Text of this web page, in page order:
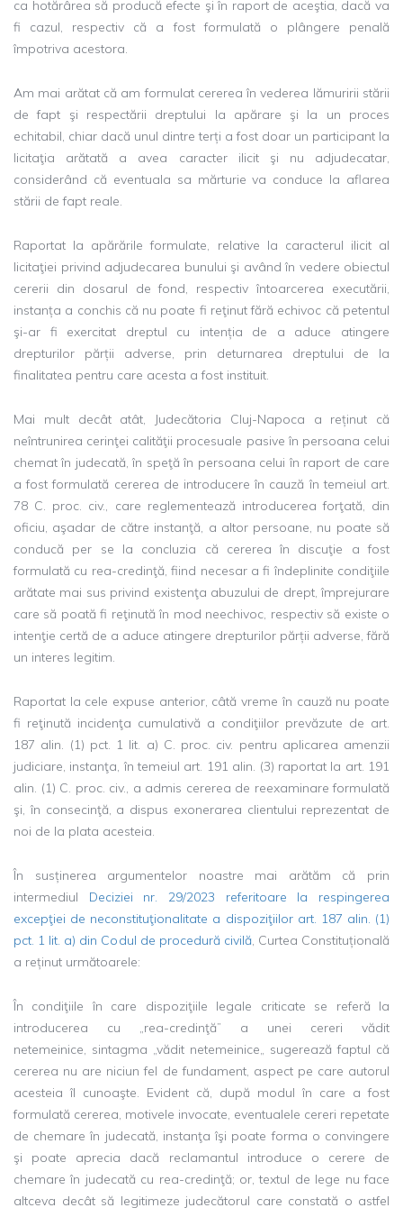
ca hotărârea să producă efecte şi în raport de aceştia, dacă va
fi cazul, respectiv că a fost formulată o plângere penală
împotriva acestora.
Am mai arătat că am formulat cererea în vederea lămuririi stării
de fapt şi respectării dreptului la apărare şi la un proces
echitabil, chiar dacă unul dintre terți a fost doar un participant la
licitaţia arătată a avea caracter ilicit şi nu adjudecatar,
considerând că eventuala sa mărturie va conduce la aflarea
stării de fapt reale.
Raportat la apărările formulate, relative la caracterul ilicit al
licitaţiei privind adjudecarea bunului şi având în vedere obiectul
cererii din dosarul de fond, respectiv întoarcerea executării,
instanța a conchis că nu poate fi reţinut fără echivoc că petentul
şi-ar fi exercitat dreptul cu intenția de a aduce atingere
drepturilor părții adverse, prin deturnarea dreptului de la
finalitatea pentru care acesta a fost instituit.
Mai mult decât atât, Judecătoria Cluj-Napoca a reținut că
neîntrunirea cerinţei calităţii procesuale pasive în persoana celui
chemat în judecată, în speţă în persoana celui în raport de care
a fost formulată cererea de introducere în cauză în temeiul art.
78 C. proc. civ., care reglementează introducerea forţată, din
oficiu, aşadar de către instanţă, a altor persoane, nu poate să
conducă per se la concluzia că cererea în discuţie a fost
formulată cu rea-credinţă, fiind necesar a fi îndeplinite condiţiile
arătate mai sus privind existenţa abuzului de drept, împrejurare
care să poată fi reţinută în mod neechivoc, respectiv să existe o
intenţie certă de a aduce atingere drepturilor părții adverse, fără
un interes legitim.
Raportat la cele expuse anterior, câtă vreme în cauză nu poate
fi reţinută incidenţa cumulativă a condiţiilor prevăzute de art.
187 alin. (1) pct. 1 lit. a) C. proc. civ. pentru aplicarea amenzii
judiciare, instanţa, în temeiul art. 191 alin. (3) raportat la art. 191
alin. (1) C. proc. civ., a admis cererea de reexaminare formulată
şi, în consecinţă, a dispus exonerarea clientului reprezentat de
noi de la plata acesteia.
În susținerea argumentelor noastre mai arătăm că prin
intermediul Deciziei nr. 29/2023 referitoare la respingerea
excepţiei de neconstituţionalitate a dispoziţiilor art. 187 alin. (1)
pct. 1 lit. a) din Codul de procedură civilă, Curtea Constituțională
a reținut următoarele:
În condiţiile în care dispoziţiile legale criticate se referă la
introducerea cu „rea-credinţă” a unei cereri vădit
netemeinice, sintagma „vădit netemeinice„ sugerează faptul că
cererea nu are niciun fel de fundament, aspect pe care autorul
acesteia îl cunoaşte. Evident că, după modul în care a fost
formulată cererea, motivele invocate, eventualele cereri repetate
de chemare în judecată, instanţa îşi poate forma o convingere
şi poate aprecia dacă reclamantul introduce o cerere de
chemare în judecată cu rea-credinţă; or, textul de lege nu face
altceva decât să legitimeze judecătorul care constată o astfel